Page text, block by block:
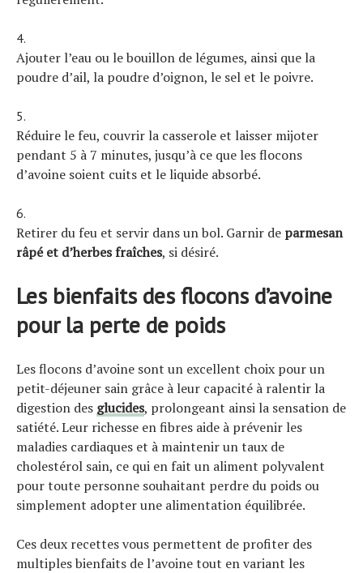
Ajouter l’eau ou le bouillon de légumes, ainsi que la
poudre d’ail, la poudre d’oignon, le sel et le poivre.
Réduire le feu, couvrir la casserole et laisser mijoter
pendant 5 à 7 minutes, jusqu’à ce que les flocons
d’avoine soient cuits et le liquide absorbé.
Retirer du feu et servir dans un bol. Garnir de parmesan
râpé et d’herbes fraîches, si désiré.
Les bienfaits des flocons d’avoine
pour la perte de poids
Les flocons d’avoine sont un excellent choix pour un
petit-déjeuner sain grâce à leur capacité à ralentir la
digestion des glucides, prolongeant ainsi la sensation de
satiété. Leur richesse en fibres aide à prévenir les
maladies cardiaques et à maintenir un taux de
cholestérol sain, ce qui en fait un aliment polyvalent
pour toute personne souhaitant perdre du poids ou
simplement adopter une alimentation équilibrée.
Ces deux recettes vous permettent de profiter des
multiples bienfaits de l’avoine tout en variant les